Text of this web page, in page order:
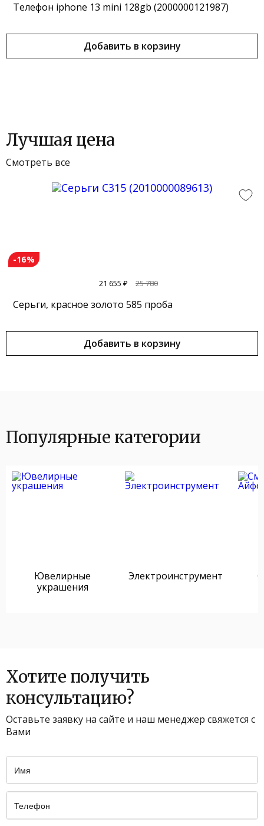
Телефон iphone 13 mini 128gb (2000000121987)
Добавить в корзину
Лучшая цена
Смотреть все
21 655 ₽ 25 780
-16%
Серьги, красное золото 585 проба
Добавить в корзину
Популярные категории
Ювелирные
украшения
Электроинструмент
Хотите получить
консультацию?
Оставьте заявку на сайте и наш менеджер свяжется с
Вами